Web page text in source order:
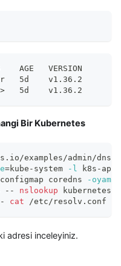
AGE   VERSION
5d    v1.36.2
5d    v1.36.2
Bir Kubernetes
examples/admin/dns/
=kube-system -l k8s-app
coredns
-oyaml
-- nslookup
cat /etc/resolv.conf
adresi inceleyiniz.